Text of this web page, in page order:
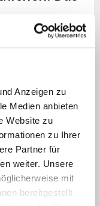
Anzeigen zu
Medien anbieten
Website zu
zu Ihrer
Partner für
weiter. Unsere
mit
bereitgestellt